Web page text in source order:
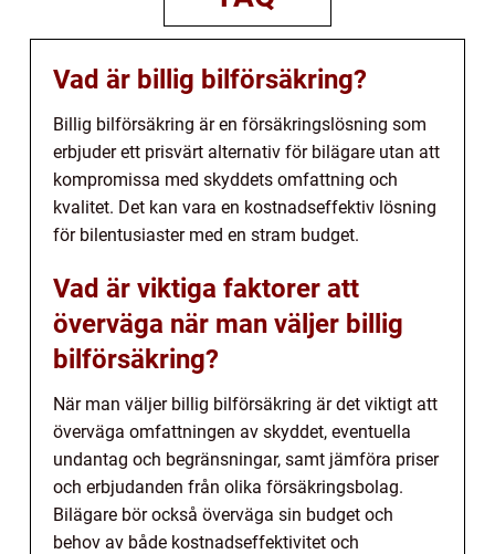
Vad är billig bilförsäkring?
Billig bilförsäkring är en försäkringslösning som
erbjuder ett prisvärt alternativ för bilägare utan att
kompromissa med skyddets omfattning och
kvalitet. Det kan vara en kostnadseffektiv lösning
för bilentusiaster med en stram budget.
Vad är viktiga faktorer att
överväga när man väljer billig
bilförsäkring?
När man väljer billig bilförsäkring är det viktigt att
överväga omfattningen av skyddet, eventuella
undantag och begränsningar, samt jämföra priser
och erbjudanden från olika försäkringsbolag.
Bilägare bör också överväga sin budget och
behov av både kostnadseffektivitet och